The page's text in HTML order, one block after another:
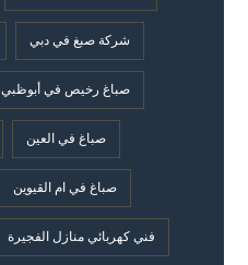
شركة صبغ في دبي
صباغ رخيص في أبوظبي
صباغ في العين
صباغ في ام القيوين
فني كهربائي منازل الفجيرة